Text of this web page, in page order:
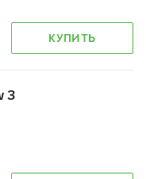
КУПИТЬ
3